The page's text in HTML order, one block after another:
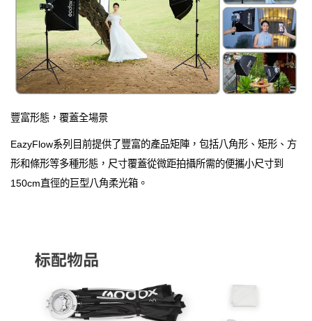
豐富形態，覆蓋全場景
EazyFlow系列目前提供了豐富的產品矩陣，包括八角形、矩形、方
形和條形等多種形態，尺寸覆蓋從微距拍攝所需的便攜小尺寸到
150cm直徑的巨型八角柔光箱。